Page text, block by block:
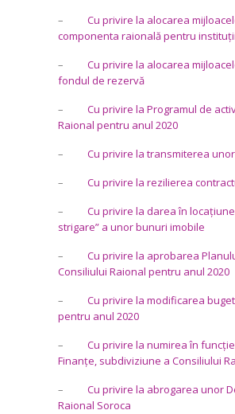
– Cu privire la alocarea
componenta raională pentru
– Cu privire la alocarea
fondul de rezervă
– Cu privire la Programul de
Raional pentru anul 2020
–
Cu privire la transmiterea
–
Cu privire la rezilierea
–
Cu privire la darea în
strigare” a unor bunuri imobile
– Cu privire la aprobarea
Consiliului Raional pentru anul 2020
– Cu privire la modificarea
pentru anul 2020
– Cu privire la numirea în
Finanțe, subdiviziune a Consiliului
– Cu privire la abrogarea unor
Raional Soroca